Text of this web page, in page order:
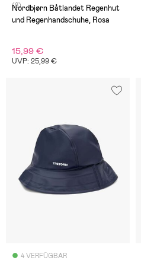
(8)
Nordbjørn Båtlandet Regenhut
und Regenhandschuhe, Rosa
15,99 €
UVP: 25,99 €
4 VERFÜGBAR